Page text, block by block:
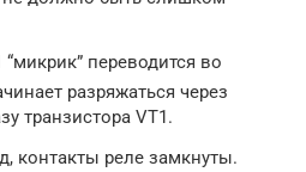
переводится во
разряжаться через
транзистора VT1.
контакты реле замкнуты.